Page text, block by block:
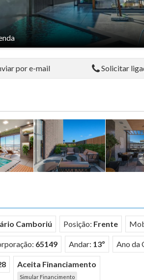
por e-mail Solicitar
Camboriú Posição: Frente
65149 Andar: 13º Ano da
Aceita Financiamento
Simular Financimento